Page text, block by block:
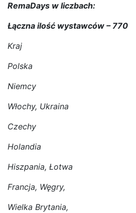
RemaDays w liczbach:
Łączna ilość wystawców – 770
Kraj
Polska
Niemcy
Włochy, Ukraina
Czechy
Holandia
Hiszpania, Łotwa
Francja, Węgry,
Wielka Brytania,